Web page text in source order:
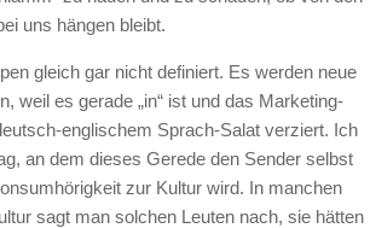
uns hängen bleibt.
gleich gar nicht definiert. Es werden neue
weil es gerade „in“ ist und das Marketing-
englischem Sprach-Salat verziert. Ich
an dem dieses Gerede den Sender selbst
zur Kultur wird. In manchen
sagt man solchen Leuten nach, sie hätten